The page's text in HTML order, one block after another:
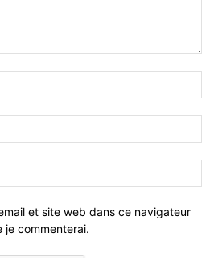
et site web dans ce navigateur
je commenterai.